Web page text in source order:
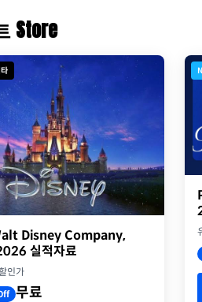
Store
Disney Company,
실적자료
인가
무료